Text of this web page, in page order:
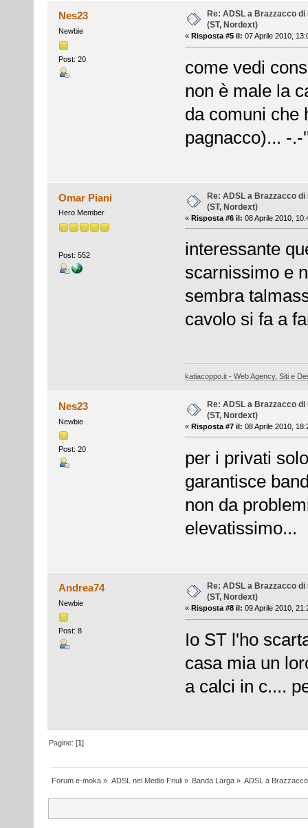
Nes23
Newbie
Post: 20
Re: ADSL a Brazzacco
(ST, Nordext)
« Risposta #5 il: 07 Aprile 2010,
come vedi
non è male la
da comuni che
pagnacco)... -.-
Omar Piani
Hero Member
Post: 552
Re: ADSL a Brazzacco
(ST, Nordext)
« Risposta #6 il: 08 Aprile 2010,
interessante
scarnissimo e
sembra
cavolo si fa a
katiacoppo.it - Web Agency, Siti e
Nes23
Newbie
Post: 20
Re: ADSL a Brazzacco
(ST, Nordext)
« Risposta #7 il: 08 Aprile 2010,
per i privati
garantisce
non da
elevatissimo...
Andrea74
Newbie
Post: 8
Re: ADSL a Brazzacco
(ST, Nordext)
« Risposta #8 il: 09 Aprile 2010,
Io ST l'ho
casa mia un
a calci in c....
Pagine: [1]
Forum e-moka » ADSL nel Medio Friuli» Banda Larga» ADSL a